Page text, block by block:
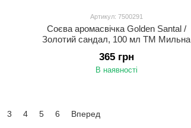
Артикул: 7500291
Соєва аромасвічка Golden Santal /
Золотий сандал, 100 мл ТМ Мильна
365 грн
В наявності
3 4 5 6 Вперед